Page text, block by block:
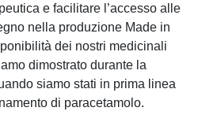
e facilitare l’accesso alle
nella produzione Made in
dei nostri medicinali
dimostrato durante la
siamo stati in prima linea
di paracetamolo.